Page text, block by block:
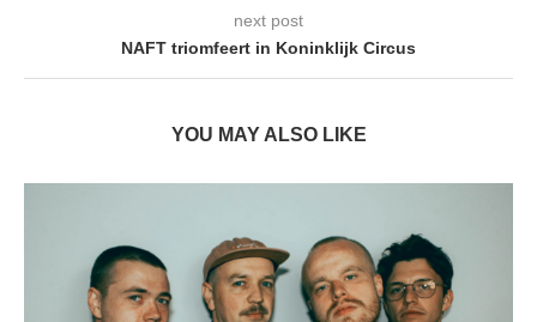
next post
NAFT triomfeert in Koninklijk Circus
YOU MAY ALSO LIKE